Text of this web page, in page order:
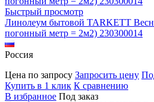
Быстрый просмотр
Линолеум бытовой TARKETT
погонный метр = 2м2) 230300014
Россия
Цена по запросу Запросить цену
Купить в 1 клик К сравнению
В избранное Под заказ